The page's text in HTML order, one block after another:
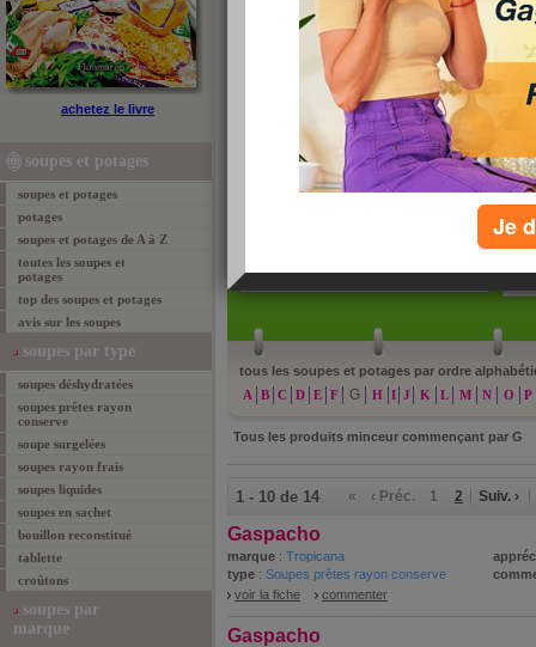
achetez le livre
soupes et potages
soupes et potages
potages
soupes et potages de A à Z
toutes les soupes et
potages
top des soupes et potages
avis sur les soupes
soupes par type
soupes déshydratées
soupes prêtes rayon
conserve
soupe surgelées
soupes rayon frais
soupes liquides
soupes en sachet
bouillon reconstitué
tablette
croûtons
soupes par
marque
soupes et potages de A à Z
Aujourdhui.com a regroupé tous les soupes et
Patrick Sérog. Vous les trouverez ici classés par
lettres pour consulter les informations
tous les soupes et potages par ordre
A
B C D E F G H I J K L M N O P
Tous les produits minceur commençant par G
1 - 10 de 14 « ‹ Préc. 1 2 Suiv. ›
Gaspacho
marque : Tropicana
type : Soupes prêtes rayon conserve
voir la fiche
commenter
Gaspacho
Je